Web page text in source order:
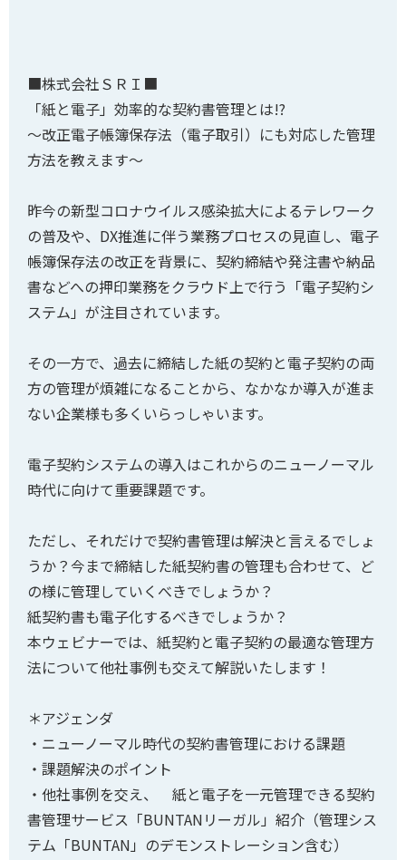
■株式会社ＳＲＩ■
「紙と電子」効率的な契約書管理とは!?
～改正電子帳簿保存法（電子取引）にも対応した管理
方法を教えます～
昨今の新型コロナウイルス感染拡大によるテレワーク
の普及や、DX推進に伴う業務プロセスの見直し、電子
帳簿保存法の改正を背景に、契約締結や発注書や納品
書などへの押印業務をクラウド上で行う「電子契約シ
ステム」が注目されています。
その一方で、過去に締結した紙の契約と電子契約の両
方の管理が煩雑になることから、なかなか導入が進ま
ない企業様も多くいらっしゃいます。
電子契約システムの導入はこれからのニューノーマル
時代に向けて重要課題です。
ただし、それだけで契約書管理は解決と言えるでしょ
うか？今まで締結した紙契約書の管理も合わせて、ど
の様に管理していくべきでしょうか？
紙契約書も電子化するべきでしょうか？
本ウェビナーでは、紙契約と電子契約の最適な管理方
法について他社事例も交えて解説いたします！
＊アジェンダ
・ニューノーマル時代の契約書管理における課題
・課題解決のポイント
・他社事例を交え、 紙と電子を一元管理できる契約
書管理サービス「BUNTANリーガル」紹介（管理シス
テム「BUNTAN」のデモンストレーション含む）